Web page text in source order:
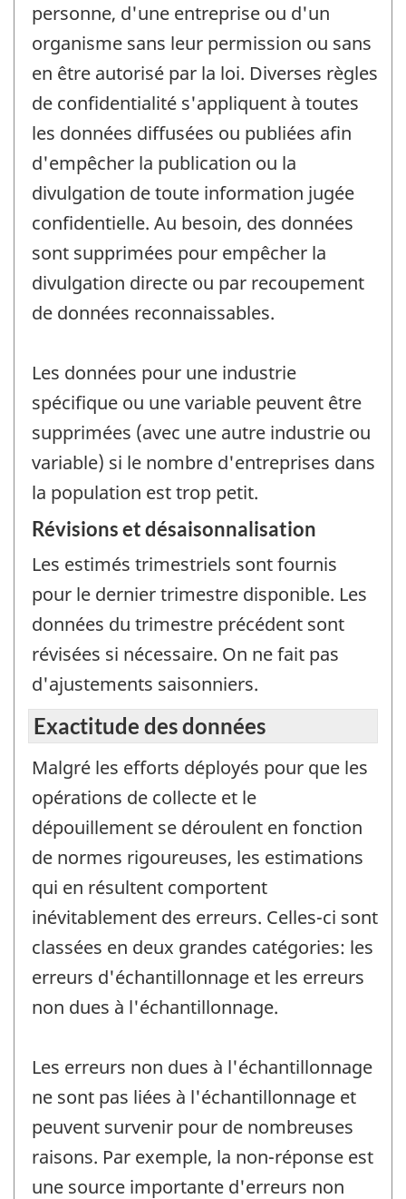
personne, d'une entreprise ou d'un
organisme sans leur permission ou sans
en être autorisé par la loi. Diverses règles
de confidentialité s'appliquent à toutes
les données diffusées ou publiées afin
d'empêcher la publication ou la
divulgation de toute information jugée
confidentielle. Au besoin, des données
sont supprimées pour empêcher la
divulgation directe ou par recoupement
de données reconnaissables.
Les données pour une industrie
spécifique ou une variable peuvent être
supprimées (avec une autre industrie ou
variable) si le nombre d'entreprises dans
la population est trop petit.
Révisions et désaisonnalisation
Les estimés trimestriels sont fournis
pour le dernier trimestre disponible. Les
données du trimestre précédent sont
révisées si nécessaire. On ne fait pas
d'ajustements saisonniers.
Exactitude des données
Malgré les efforts déployés pour que les
opérations de collecte et le
dépouillement se déroulent en fonction
de normes rigoureuses, les estimations
qui en résultent comportent
inévitablement des erreurs. Celles-ci sont
classées en deux grandes catégories: les
erreurs d'échantillonnage et les erreurs
non dues à l'échantillonnage.
Les erreurs non dues à l'échantillonnage
ne sont pas liées à l'échantillonnage et
peuvent survenir pour de nombreuses
raisons. Par exemple, la non-réponse est
une source importante d'erreurs non